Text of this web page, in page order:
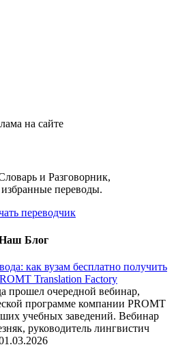
на сайте
и Разговорник,
переводы.
Блог
как вузам бесплатно получить
Translation Factory
прошел очередной вебинар,
программе компании PROMT
учебных заведений. Вебинар
руководитель лингвистич